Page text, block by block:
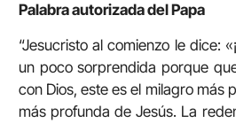
Palabra autorizada del Papa
“Jesucristo al comienzo le dice:
un poco sorprendida porque
con Dios, este es el milagro más
más profunda de Jesús. La